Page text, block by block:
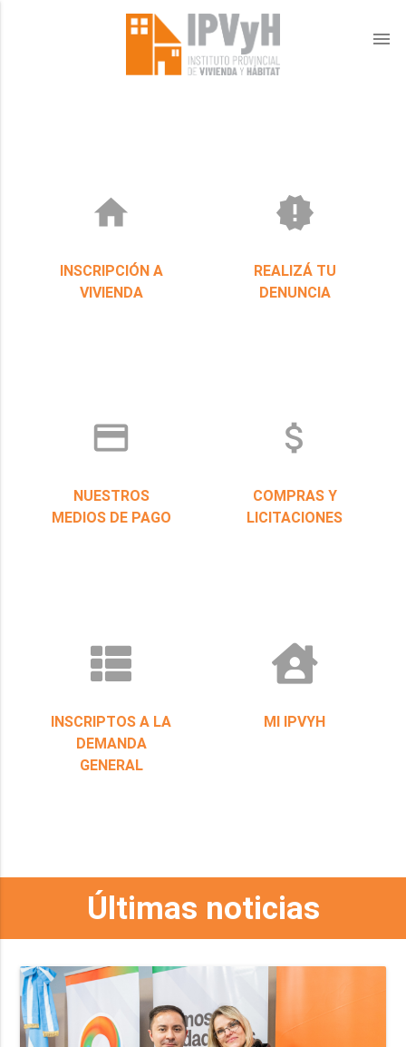
menu
home
INSCRIPCIÓN A
VIVIENDA
new_releases
REALIZÁ TU
DENUNCIA
credit_card
NUESTROS
MEDIOS DE PAGO
attach_money
COMPRAS Y
LICITACIONES
INSCRIPTOS A LA
DEMANDA
GENERAL
MI IPVYH
Últimas noticias